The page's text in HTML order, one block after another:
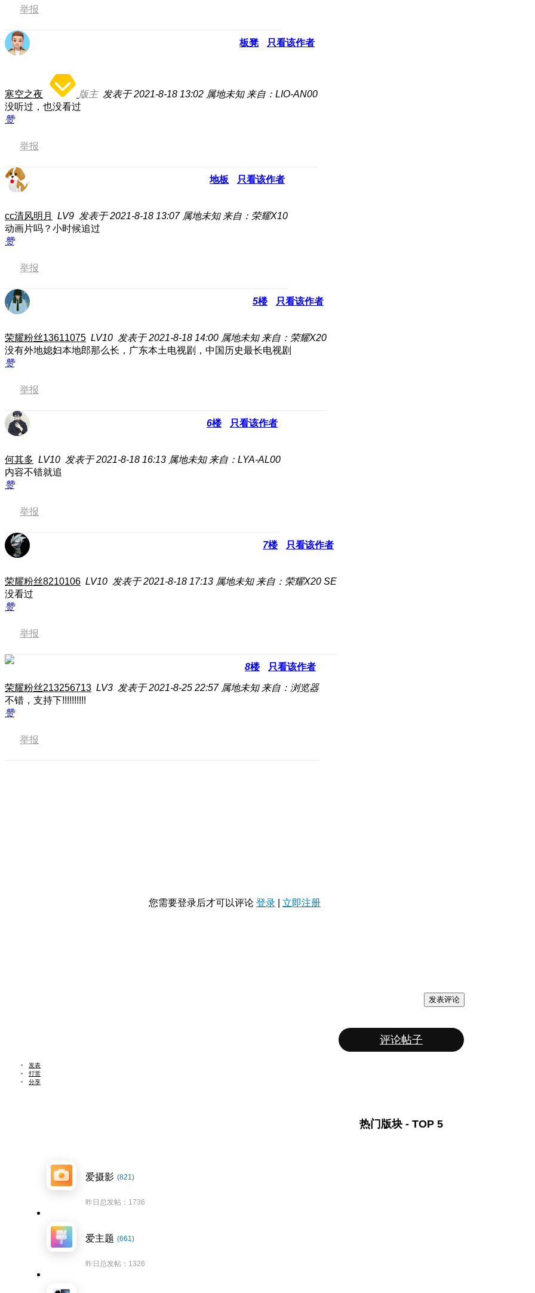
举报
板凳 只看该作者
寒空之夜 版主 发表于 2021-8-18 13:02 属地未知 来自：LIO-AN00
没听过，也没看过
赞
举报
地板 只看该作者
cc清风明月 LV9 发表于 2021-8-18 13:07 属地未知 来自：荣耀X10
动画片吗？小时候追过
赞
举报
5楼 只看该作者
荣耀粉丝13611075 LV10 发表于 2021-8-18 14:00 属地未知 来自：荣耀X20
没有外地媳妇本地郎那么长 ，广东本土电视剧，中国历史最长电视剧
赞
举报
6楼 只看该作者
何其多 LV10 发表于 2021-8-18 16:13 属地未知 来自：LYA-AL00
内容不错就追
赞
举报
7楼 只看该作者
荣耀粉丝8210106 LV10 发表于 2021-8-18 17:13 属地未知 来自：荣耀X20 SE
没看过
赞
举报
8楼 只看该作者
荣耀粉丝213256713 LV3 发表于 2021-8-25 22:57 属地未知 来自：浏览器
不错，支持下!!!!!!!!!!
赞
举报
您需要登录后才可以评论 登录 立即注册
发表评论
评论帖子
发表
打赏
分享
热门版块 - TOP 5
爱摄影 (821)
昨日总发帖：1736
爱主题 (661)
昨日总发帖：1326